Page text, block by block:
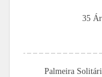
35
Palmeira